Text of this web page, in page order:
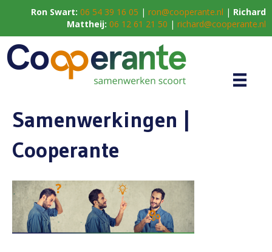
Ron Swart: 06 54 39 16 05 | ron@cooperante.nl | Richard
Mattheij: 06 12 61 21 50 | richard@cooperante.nl
Samenwerkingen |
Cooperante